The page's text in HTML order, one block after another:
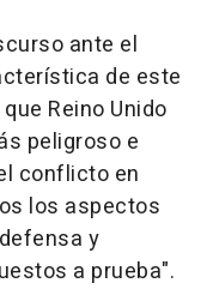
ante el
de este
Reino Unido
peligroso e
conflicto en
los aspectos
y
a prueba".